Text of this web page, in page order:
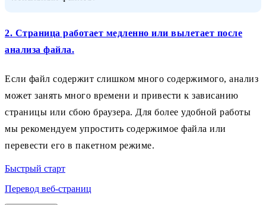
2. Страница работает медленно или вылетает после
анализа файла.
Если файл содержит слишком много содержимого, анализ
может занять много времени и привести к зависанию
страницы или сбою браузера. Для более удобной работы
мы рекомендуем упростить содержимое файла или
перевести его в пакетном режиме.
Быстрый старт
Перевод веб-страниц